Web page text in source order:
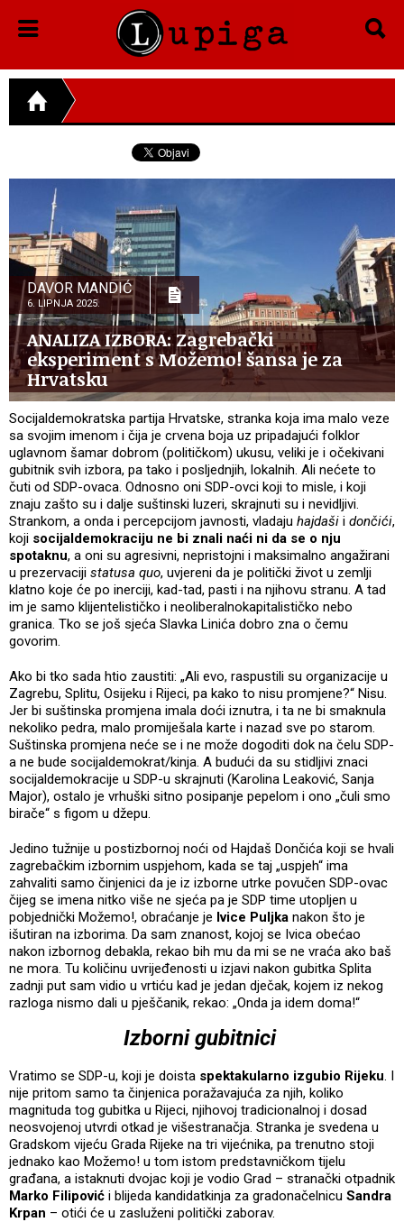
DAVOR MANDIĆ
6. LIPNJA 2025.
ANALIZA IZBORA: Zagrebački
eksperiment s Možemo! šansa je za
Hrvatsku
Socijaldemokratska partija Hrvatske, stranka koja ima malo veze
sa svojim imenom i čija je crvena boja uz pripadajući folklor
uglavnom šamar dobrom (političkom) ukusu, veliki je i očekivani
gubitnik svih izbora, pa tako i posljednjih, lokalnih. Ali nećete to
čuti od SDP-ovaca. Odnosno oni SDP-ovci koji to misle, i koji
znaju zašto su i dalje suštinski luzeri, skrajnuti su i nevidljivi.
Strankom, a onda i percepcijom javnosti, vladaju hajdaši i dončići,
koji socijaldemokraciju ne bi znali naći ni da se o nju
spotaknu, a oni su agresivni, nepristojni i maksimalno angažirani
u prezervaciji statusa quo, uvjereni da je politički život u zemlji
klatno koje će po inerciji, kad-tad, pasti i na njihovu stranu. A tad
im je samo klijentelističko i neoliberalnokapitalističko nebo
granica. Tko se još sjeća Slavka Linića dobro zna o čemu
govorim.
Ako bi tko sada htio zaustiti: „Ali evo, raspustili su organizacije u
Zagrebu, Splitu, Osijeku i Rijeci, pa kako to nisu promjene?“ Nisu.
Jer bi suštinska promjena imala doći iznutra, i ta ne bi smaknula
nekoliko pedra, malo promiješala karte i nazad sve po starom.
Suštinska promjena neće se i ne može dogoditi dok na čelu SDP-
a ne bude socijaldemokrat/kinja. A budući da su stidljivi znaci
socijaldemokracije u SDP-u skrajnuti (Karolina Leaković, Sanja
Major), ostalo je vrhuški sitno posipanje pepelom i ono „čuli smo
birače“ s figom u džepu.
Jedino tužnije u postizbornoj noći od Hajdaš Dončića koji se hvali
zagrebačkim izbornim uspjehom, kada se taj „uspjeh“ ima
zahvaliti samo činjenici da je iz izborne utrke povučen SDP-ovac
čijeg se imena nitko više ne sjeća pa je SDP time utopljen u
pobjednički Možemo!, obraćanje je Ivice Puljka nakon što je
išutiran na izborima. Da sam znanost, kojoj se Ivica obećao
nakon izbornog debakla, rekao bih mu da mi se ne vraća ako baš
ne mora. Tu količinu uvrijeđenosti u izjavi nakon gubitka Splita
zadnji put sam vidio u vrtiću kad je jedan dječak, kojem iz nekog
razloga nismo dali u pješčanik, rekao: „Onda ja idem doma!“
Izborni gubitnici
Vratimo se SDP-u, koji je doista spektakularno izgubio Rijeku. I
nije pritom samo ta činjenica poražavajuća za njih, koliko
magnituda tog gubitka u Rijeci, njihovoj tradicionalnoj i dosad
neosvojenoj utvrdi otkad je višestranačja. Stranka je svedena u
Gradskom vijeću Grada Rijeke na tri vijećnika, pa trenutno stoji
jednako kao Možemo! u tom istom predstavničkom tijelu
građana, a istaknuti dvojac koji je vodio Grad – stranački otpadnik
Marko Filipović i blijeda kandidatkinja za gradonačelnicu Sandra
Krpan – otići će u zasluženi politički zaborav.